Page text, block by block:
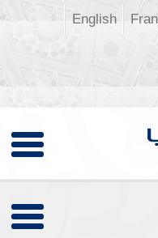
English